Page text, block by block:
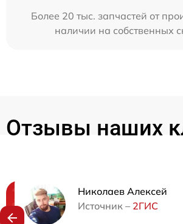
Более 20 тыс. запчастей от
наличии на собственных
Отзывы наших
Николаев Алексей
Источник – 2ГИС
Нужна